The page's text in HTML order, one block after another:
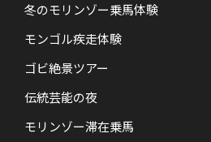
冬のモリンゾー乗馬体験
モンゴル疾走体験
ゴビ絶景ツアー
伝統芸能の夜
モリンゾー滞在乗馬